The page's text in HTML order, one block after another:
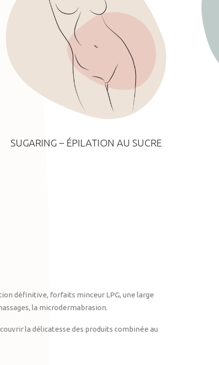
SUGARING – ÉPILATION AU SUCRE
définitive, forfaits minceur LPG, une large
la microdermabrasion.
la délicatesse des produits combinée au